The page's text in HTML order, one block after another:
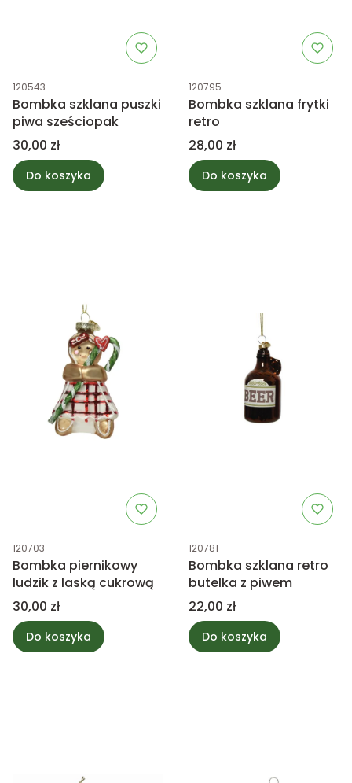
Kod produktu
120543
Bombka szklana puszki
piwa sześciopak
Cena
30,00 zł
Do koszyka
Kod produktu
120795
Bombka szklana frytki
retro
Cena
28,00 zł
Do koszyka
Kod produktu
120703
Bombka piernikowy
ludzik z laską cukrową
Cena
30,00 zł
Do koszyka
Kod produktu
120781
Bombka szklana retro
butelka z piwem
Cena
22,00 zł
Do koszyka